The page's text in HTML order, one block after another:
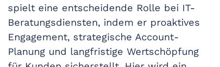
spielt eine entscheidende Rolle bei IT-
Beratungsdiensten, indem er proaktives
Engagement, strategische Account-
Planung und langfristige Wertschöpfung